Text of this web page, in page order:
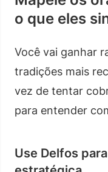
o que eles
Você vai ganhar
tradições mais
vez de tentar
para entender
Use Delfos